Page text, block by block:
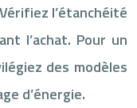
l’étanchéité
l’achat. Pour un
des modèles
d’énergie.